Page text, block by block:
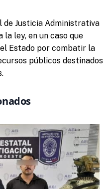
de Justicia Administrativa
ley, en un caso que
Estado por combatir la
públicos destinados